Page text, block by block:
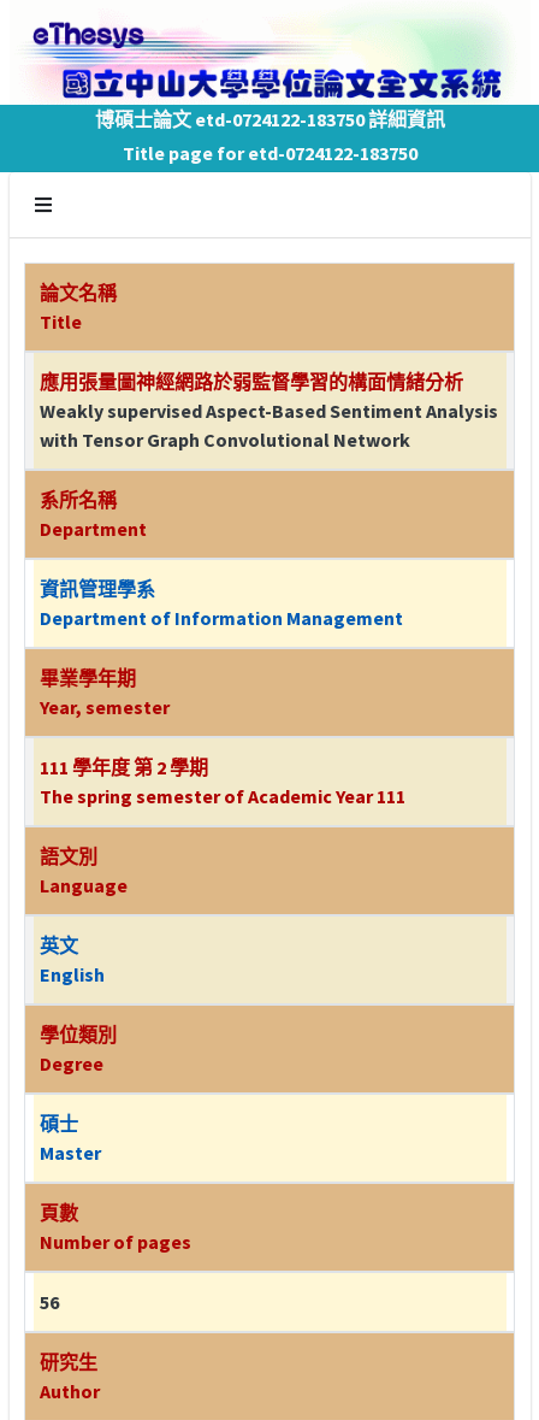
博碩士論文 etd-0724122-183750 詳細資訊
Title page for etd-0724122-183750
論文名稱
Title
應用張量圖神經網路於弱監督學習的構面情緒分析
Weakly supervised Aspect-Based Sentiment Analysis
with Tensor Graph Convolutional Network
系所名稱
Department
資訊管理學系
Department of Information Management
畢業學年期
Year, semester
111 學年度 第 2 學期
The spring semester of Academic Year 111
語文別
Language
英文
English
學位類別
Degree
碩士
Master
頁數
Number of pages
56
研究生
Author